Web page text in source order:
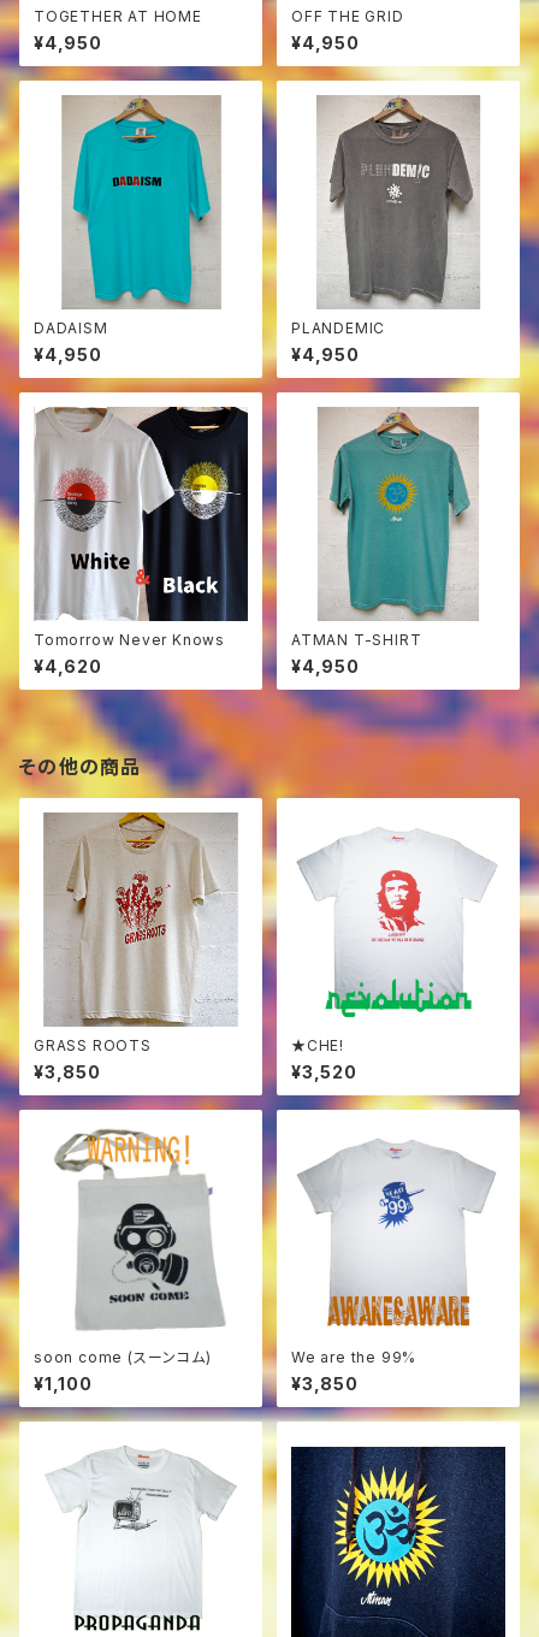
TOGETHER AT HOME
¥4,950
OFF THE GRID
¥4,950
DADAISM
¥4,950
PLANDEMIC
¥4,950
Tomorrow Never Knows
¥4,620
ATMAN T-SHIRT
¥4,950
その他の商品
GRASS ROOTS
¥3,850
★CHE!
¥3,520
soon come (スーンコム)
¥1,100
We are the 99%
¥3,850